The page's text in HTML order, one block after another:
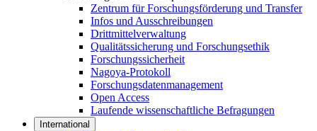
Zentrum für Forschungsförderung und Transfer
Infos und Ausschreibungen
Drittmittelverwaltung
Qualitätssicherung und Forschungsethik
Forschungssicherheit
Nagoya-Protokoll
Forschungsdatenmanagement
Open Access
Laufende wissenschaftliche Befragungen
International